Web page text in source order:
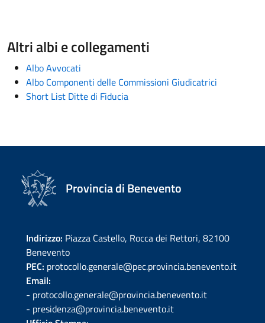
Altri albi e collegamenti
Albo Avvocati
Albo Componenti delle Commissioni Giudicatrici
Short List Ditte di Fiducia
Provincia di Benevento
Indirizzo: Piazza Castello, Rocca dei Rettori, 82100
Benevento
PEC: protocollo.generale@pec.provincia.benevento.it
Email:
- protocollo.generale@provincia.benevento.it
- presidenza@provincia.benevento.it